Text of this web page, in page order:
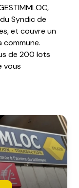
Syndic de
et couvre un
commune.
de 200 lots
vous